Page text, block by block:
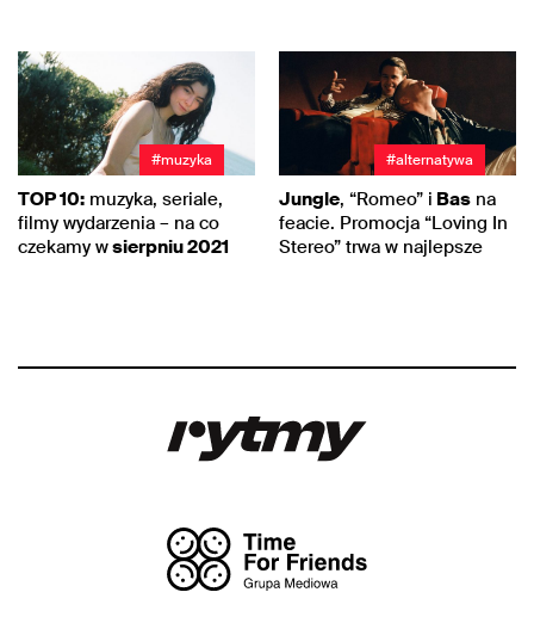
#muzyka
TOP 10: muzyka, seriale,
filmy wydarzenia – na co
czekamy wsierpniu 2021
#alternatywa
Jungle, “Romeo” i Bas na
feacie. Promocja “Loving In
Stereo” trwa w najlepsze